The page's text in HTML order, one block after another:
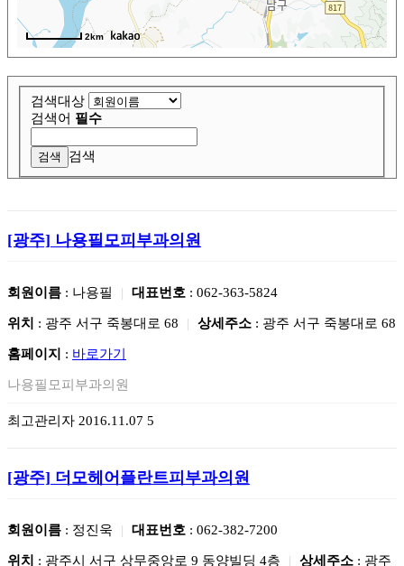
2km
검색대상
검색어 필수
검색
[광주] 나용필모피부과의원
회원이름 : 나용필 | 대표번호 : 062-363-5824
위치 : 광주 서구 죽봉대로 68 | 상세주소 : 광주 서구 죽봉대로 68
홈페이지 : 바로가기
나용필모피부과의원
최고관리자 2016.11.07 5
[광주] 더모헤어플란트피부과의원
회원이름 : 정진욱 | 대표번호 : 062-382-7200
위치 : 광주시 서구 상무중앙로 9 동양빌딩 4층 | 상세주소 : 광주